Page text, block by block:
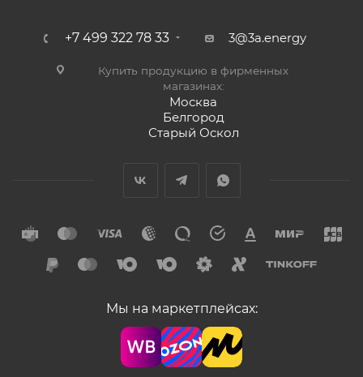
+7 499 322 78 33 3@3a.energy
Купить продукцию в фирменных
магазинах:
Москва
Белгород
Старый Оскол
Мы на маркетплейсах: